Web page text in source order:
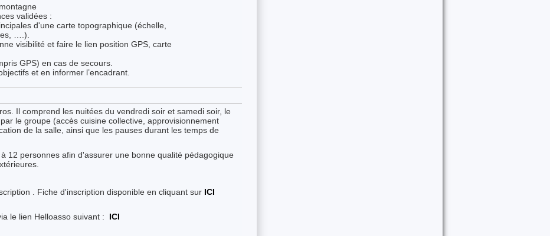
validées :
d'une carte topographique (échelle,
….).
visibilité et faire le lien position GPS, carte
GPS) en cas de secours.
et en informer l’encadrant.
Il comprend les nuitées du vendredi soir et samedi soir, le
le groupe (accès cuisine collective, approvisionnement
de la salle, ainsi que les pauses durant les temps de
12 personnes afin d'assurer une bonne qualité pédagogique
. Fiche d'inscription disponible en cliquant sur ICI
le lien Helloasso suivant : ICI